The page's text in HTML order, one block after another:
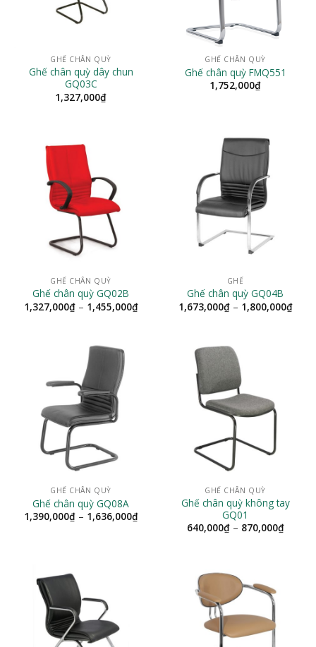
GHẾ CHÂN QUỲ
Ghế chân quỳ dây chun
GQ03C
1,327,000₫
GHẾ CHÂN QUỲ
Ghế chân quỳ FMQ551
1,752,000₫
GHẾ CHÂN QUỲ
Ghế chân quỳ GQ02B
1,327,000₫ – 1,455,000₫Khoảng
giá:
GHẾ
Ghế chân quỳ GQ04B
1,673,000₫ – 1,800,000₫
giá:
GHẾ CHÂN QUỲ
Ghế chân quỳ GQ08A
1,390,000₫ – 1,636,000₫Khoảng
giá:
GHẾ CHÂN QUỲ
Ghế chân quỳ không tay
GQ01
640,000₫ – 870,000₫
giá: